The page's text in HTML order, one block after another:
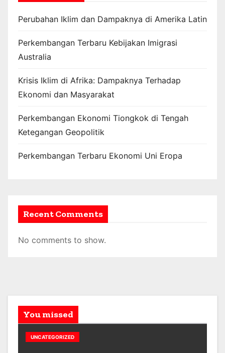
Perubahan Iklim dan Dampaknya di Amerika Latin
Perkembangan Terbaru Kebijakan Imigrasi
Australia
Krisis Iklim di Afrika: Dampaknya Terhadap
Ekonomi dan Masyarakat
Perkembangan Ekonomi Tiongkok di Tengah
Ketegangan Geopolitik
Perkembangan Terbaru Ekonomi Uni Eropa
Recent Comments
No comments to show.
You missed
UNCATEGORIZED